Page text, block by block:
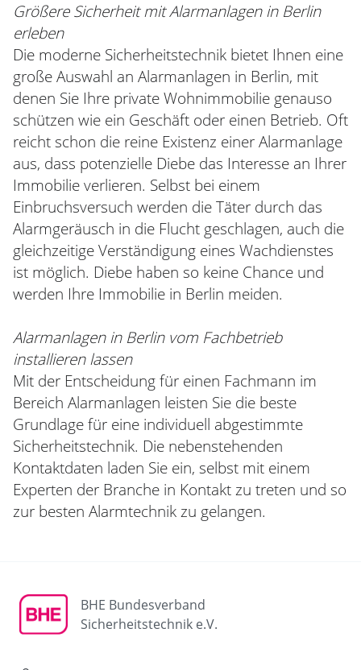
Größere Sicherheit mit Alarmanlagen in Berlin
erleben
Die moderne Sicherheitstechnik bietet Ihnen eine
große Auswahl an Alarmanlagen in Berlin, mit
denen Sie Ihre private Wohnimmobilie genauso
schützen wie ein Geschäft oder einen Betrieb. Oft
reicht schon die reine Existenz einer Alarmanlage
aus, dass potenzielle Diebe das Interesse an Ihrer
Immobilie verlieren. Selbst bei einem
Einbruchsversuch werden die Täter durch das
Alarmgeräusch in die Flucht geschlagen, auch die
gleichzeitige Verständigung eines Wachdienstes
ist möglich. Diebe haben so keine Chance und
werden Ihre Immobilie in Berlin meiden.
Alarmanlagen in Berlin vom Fachbetrieb
installieren lassen
Mit der Entscheidung für einen Fachmann im
Bereich Alarmanlagen leisten Sie die beste
Grundlage für eine individuell abgestimmte
Sicherheitstechnik. Die nebenstehenden
Kontaktdaten laden Sie ein, selbst mit einem
Experten der Branche in Kontakt zu treten und so
zur besten Alarmtechnik zu gelangen.
BHE Bundesverband
Sicherheitstechnik e.V.